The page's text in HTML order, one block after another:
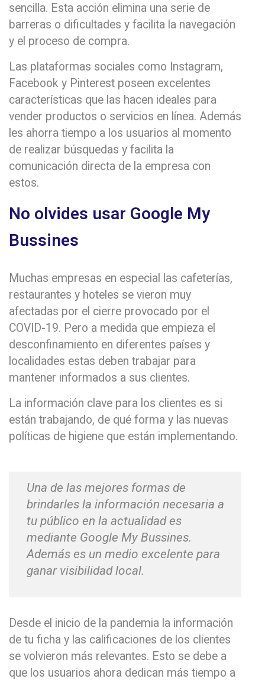
sencilla. Esta acción elimina una serie de
barreras o dificultades y facilita la navegación
y el proceso de compra.
Las plataformas sociales como Instagram,
Facebook y Pinterest poseen excelentes
características que las hacen ideales para
vender productos o servicios en línea. Además
les ahorra tiempo a los usuarios al momento
de realizar búsquedas y facilita la
comunicación directa de la empresa con
estos.
No olvides usar Google My
Bussines
Muchas empresas en especial las cafeterías,
restaurantes y hoteles se vieron muy
afectadas por el cierre provocado por el
COVID-19. Pero a medida que empieza el
desconfinamiento en diferentes países y
localidades estas deben trabajar para
mantener informados a sus clientes.
La información clave para los clientes es si
están trabajando, de qué forma y las nuevas
políticas de higiene que están implementando.
Una de las mejores formas de
brindarles la información necesaria a
tu público en la actualidad es
mediante Google My Bussines.
Además es un medio excelente para
ganar visibilidad local.
Desde el inicio de la pandemia la información
de tu ficha y las calificaciones de los clientes
se volvieron más relevantes. Esto se debe a
que los usuarios ahora dedican más tiempo a